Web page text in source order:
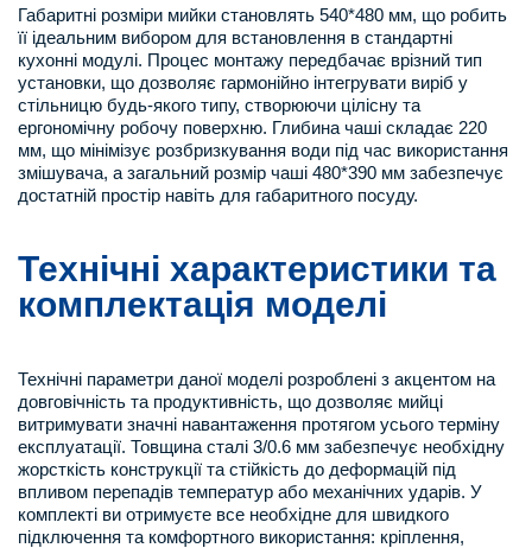
Габаритні розміри мийки становлять 540*480 мм, що робить
її ідеальним вибором для встановлення в стандартні
кухонні модулі. Процес монтажу передбачає врізний тип
установки, що дозволяє гармонійно інтегрувати виріб у
стільницю будь-якого типу, створюючи цілісну та
ергономічну робочу поверхню. Глибина чаші складає 220
мм, що мінімізує розбризкування води під час використання
змішувача, а загальний розмір чаші 480*390 мм забезпечує
достатній простір навіть для габаритного посуду.
Технічні характеристики та
комплектація моделі
Технічні параметри даної моделі розроблені з акцентом на
довговічність та продуктивність, що дозволяє мийці
витримувати значні навантаження протягом усього терміну
експлуатації. Товщина сталі 3/0.6 мм забезпечує необхідну
жорсткість конструкції та стійкість до деформацій під
впливом перепадів температур або механічних ударів. У
комплекті ви отримуєте все необхідне для швидкого
підключення та комфортного використання: кріплення,